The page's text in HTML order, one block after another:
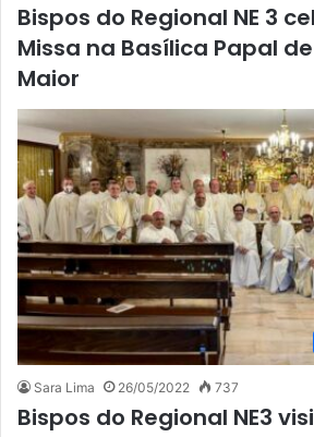
Bispos do Regional NE 3
Missa na Basílica Papal
Maior
Sara Lima 26/05/2022 737
Bispos do Regional NE3